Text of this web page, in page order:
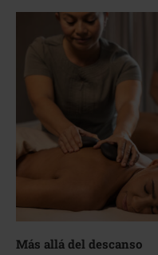
Más allá del descanso